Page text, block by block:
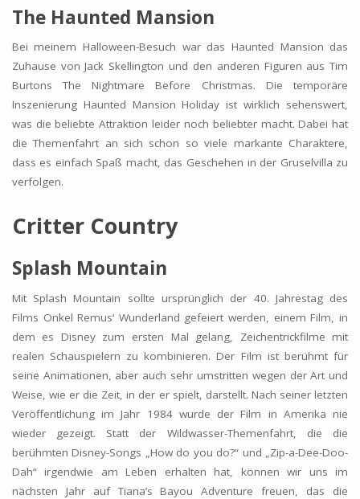
The Haunted Mansion
Bei meinem Halloween-Besuch war das Haunted Mansion das
Zuhause von Jack Skellington und den anderen Figuren aus Tim
Burtons The Nightmare Before Christmas. Die temporäre
Inszenierung Haunted Mansion Holiday ist wirklich sehenswert,
was die beliebte Attraktion leider noch beliebter macht. Dabei hat
die Themenfahrt an sich schon so viele markante Charaktere,
dass es einfach Spaß macht, das Geschehen in der Gruselvilla zu
verfolgen.
Critter Country
Splash Mountain
Mit Splash Mountain sollte ursprünglich der 40. Jahrestag des
Films Onkel Remus‘ Wunderland gefeiert werden, einem Film, in
dem es Disney zum ersten Mal gelang, Zeichentrickfilme mit
realen Schauspielern zu kombinieren. Der Film ist berühmt für
seine Animationen, aber auch sehr umstritten wegen der Art und
Weise, wie er die Zeit, in der er spielt, darstellt. Nach seiner letzten
Veröffentlichung im Jahr 1984 wurde der Film in Amerika nie
wieder gezeigt. Statt der Wildwasser-Themenfahrt, die die
berühmten Disney-Songs „How do you do?“ und „Zip-a-Dee-Doo-
Dah“ irgendwie am Leben erhalten hat, können wir uns im
nächsten Jahr auf Tiana’s Bayou Adventure freuen, das die